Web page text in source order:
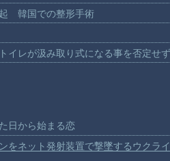
韓国での整形手術
イレが汲み取り式になる事を否定せ
日から始まる恋
をネット発射装置で撃墜するウクラ